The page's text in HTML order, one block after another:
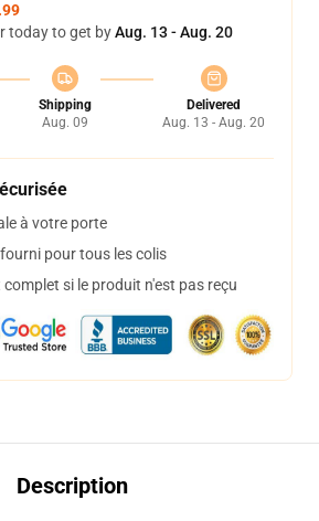
today to get byAug. 13 - Aug. 20
Shipping
Aug. 09
Delivered
Aug. 13 - Aug. 20
à votre porte
pour tous les colis
si le produit n'est pas reçu
Description